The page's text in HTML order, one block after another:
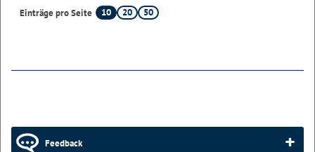
Einträge pro Seite
10 20 50
Feedback